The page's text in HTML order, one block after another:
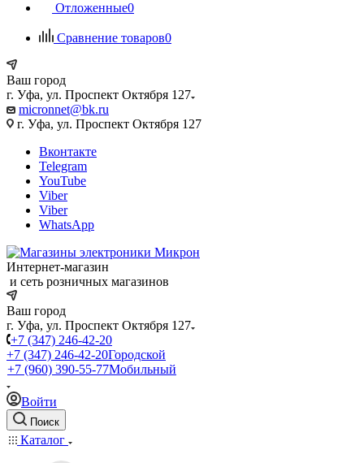
Отложенные0
Сравнение товаров0
Ваш город
г. Уфа, ул. Проспект Октября 127
micronnet@bk.ru
г. Уфа, ул. Проспект Октября 127
Вконтакте
Telegram
YouTube
Viber
Viber
WhatsApp
Интернет-магазин
и сеть розничных магазинов
Ваш город
г. Уфа, ул. Проспект Октября 127
+7 (347) 246-42-20
+7 (347) 246-42-20Городской
+7 (960) 390-55-77Мобильный
Войти
Поиск
Каталог